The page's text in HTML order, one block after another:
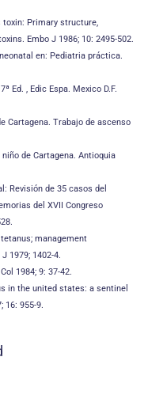
toxin: Primary structure,
Embo J 1986; 10: 2495-502.
en: Pediatria práctica.
Ed. , Edic Espa. Mexico D.F.
Cartagena. Trabajo de ascenso
de Cartagena. Antioquia
Revisión de 35 casos del
del XVII Congreso
management
1979; 1402-4.
1984; 9: 37-42.
in the united states: a sentinel
16: 955-9.